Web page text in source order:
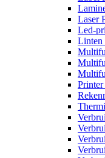
Laser
Led-
Linten